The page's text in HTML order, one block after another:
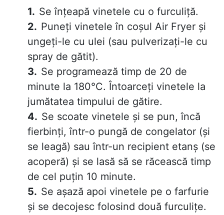
Se înțeapă vinetele cu o furculiță.
Puneți vinetele în coșul Air Fryer și
ungeți-le cu ulei (sau pulverizați-le cu
spray de gătit).
Se programează timp de 20 de
minute la 180°C. Întoarceți vinetele la
jumătatea timpului de gătire.
Se scoate vinetele și se pun, încă
fierbinți, într-o pungă de congelator (și
se leagă) sau într-un recipient etanș (se
acoperă) și se lasă să se răcească timp
de cel puțin 10 minute.
Se așază apoi vinetele pe o farfurie
și se decojesc folosind două furculițe.